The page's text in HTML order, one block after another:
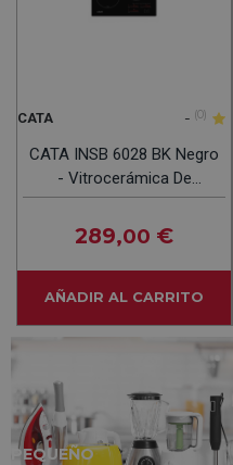
CATA - (0)
CATA INSB 6028 BK Negro
- Vitrocerámica De
Inducción 60cm
289,00 €
AÑADIR AL CARRITO
PEQUEÑO